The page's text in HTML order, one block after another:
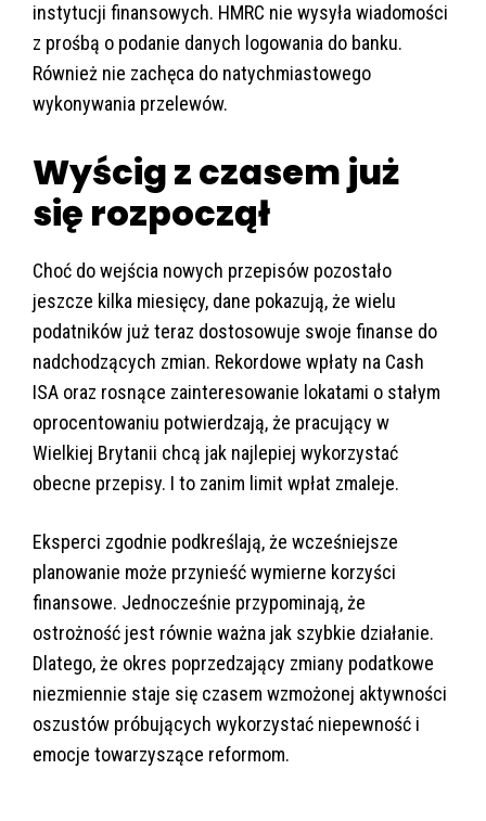
instytucji finansowych. HMRC nie wysyła wiadomości
z prośbą o podanie danych logowania do banku.
Również nie zachęca do natychmiastowego
wykonywania przelewów.
Wyścig z czasem już
się rozpoczął
Choć do wejścia nowych przepisów pozostało
jeszcze kilka miesięcy, dane pokazują, że wielu
podatników już teraz dostosowuje swoje finanse do
nadchodzących zmian. Rekordowe wpłaty na Cash
ISA oraz rosnące zainteresowanie lokatami o stałym
oprocentowaniu potwierdzają, że pracujący w
Wielkiej Brytanii chcą jak najlepiej wykorzystać
obecne przepisy. I to zanim limit wpłat zmaleje.
Eksperci zgodnie podkreślają, że wcześniejsze
planowanie może przynieść wymierne korzyści
finansowe. Jednocześnie przypominają, że
ostrożność jest równie ważna jak szybkie działanie.
Dlatego, że okres poprzedzający zmiany podatkowe
niezmiennie staje się czasem wzmożonej aktywności
oszustów próbujących wykorzystać niepewność i
emocje towarzyszące reformom.